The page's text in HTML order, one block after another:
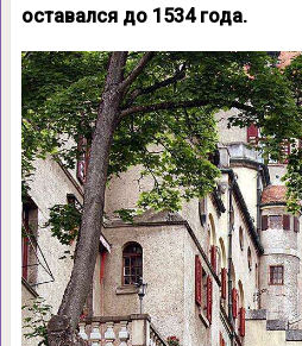
оставался до 1534 года.